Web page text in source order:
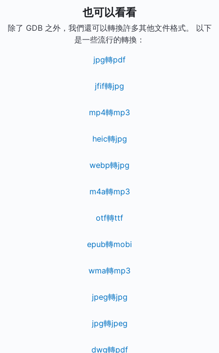
也可以看看
除了 GDB 之外，我們還可以轉換許多其他文件格式。 以下
是一些流行的轉換：
jpg轉pdf
jfif轉jpg
mp4轉mp3
heic轉jpg
webp轉jpg
m4a轉mp3
otf轉ttf
epub轉mobi
wma轉mp3
jpeg轉jpg
jpg轉jpeg
dwg轉pdf